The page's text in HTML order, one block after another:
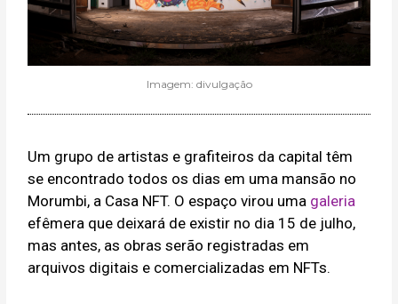
Imagem: divulgação
Um grupo de artistas e grafiteiros da capital têm
se encontrado todos os dias em uma mansão no
Morumbi, a Casa NFT. O espaço virou uma galeria
efêmera que deixará de existir no dia 15 de julho,
mas antes, as obras serão registradas em
arquivos digitais e comercializadas em NFTs.